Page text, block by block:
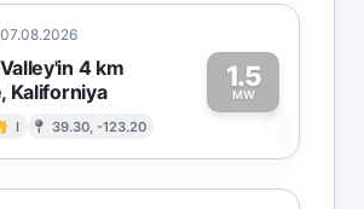
07.08.2026
4 km
Kaliforniya
I 39.30, -123.20
1.5
MW1